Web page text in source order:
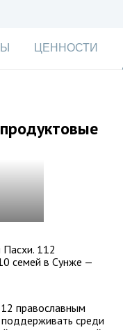
ЦЕННОСТИ
Пасхи. 112
семей в Сунже —
православным
среди